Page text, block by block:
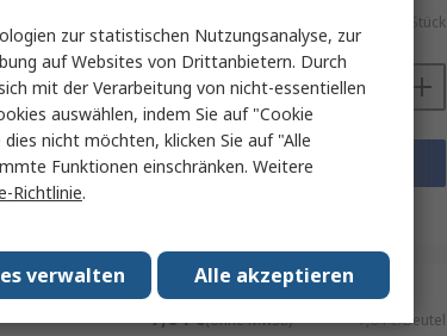
Einteilig,
25 mm
2,16 €/Stück
Menge
Hinzufügen
Zwischensumme (1 Beutel mit 5 Stück)
7,64 €(ohne MwSt.) 7,64 €/Beutel
zur statistischen Nutzungsanalyse, zur
auf Websites von Drittanbietern. Durch
mit der Verarbeitung von nicht-essentiellen
auswählen, indem Sie auf "Cookie
nicht möchten, klicken Sie auf "Alle
Funktionen einschränken. Weitere
Richtlinie.
Alle akzeptieren
verwalten